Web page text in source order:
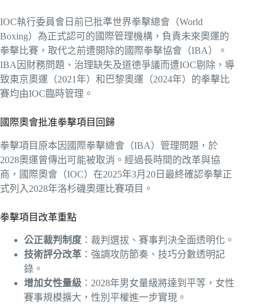
IOC執行委員會日前已批準世界拳擊總會（World
Boxing）為正式認可的國際管理機構，負責未來奧運的
拳擊比賽，取代之前遭開除的國際拳擊協會（IBA）。
IBA因財務問題、治理缺失及道德爭議而遭IOC剔除，導
致東京奧運（2021年）和巴黎奧運（2024年）的拳擊比
賽均由IOC臨時管理。
國際奧會批准拳擊項目回歸
拳擊項目原本因國際拳擊總會（IBA）管理問題，於
2028奧運曾傳出可能被取消。經過長時間的改革與協
商，國際奧會（IOC）在2025年3月20日最終確認拳擊正
式列入2028年洛杉磯奧運比賽項目。
拳擊項目改革重點
公正裁判制度 ：裁判選拔、賽事判決全面透明化。
技術評分改革 ：強調攻防節奏、技巧分數透明記
錄。
增加女性量級 ：2028年男女量級將達到平等，女性
賽事規模擴大，性別平權進一步實現。